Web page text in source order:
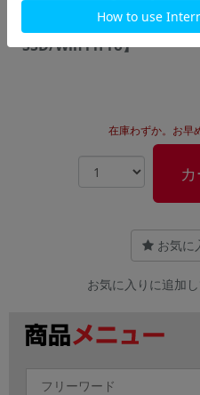
【Refreshed PC】
A6S7FRF2D111【Core
SSD/Win11Pro】
在庫わずか。お早
お気に
お気に入りに追加